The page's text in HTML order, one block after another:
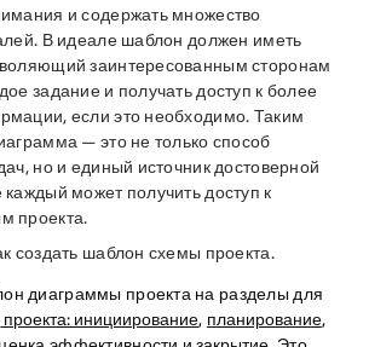
и содержать множество
В идеале шаблон должен иметь
заинтересованным сторонам
задание и получать доступ к более
если это необходимо. Таким
— это не только способ
но и единый источник достоверной
может получить доступ к
проекта.
создать шаблон схемы проекта.
диаграммы проекта на разделы для
проекта: инициирование, планирование,